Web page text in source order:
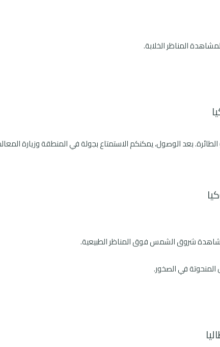
المناظر الخلابة.
الطائرة. بعد الوصول، يمكنكم الاستمتاع بجولة في المنطقة وزيارة
شروق الشمس فوق المناظر الطبيعية.
المنحوتة في الصخور.